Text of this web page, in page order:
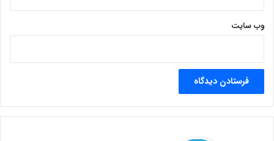
وب‌ سایت